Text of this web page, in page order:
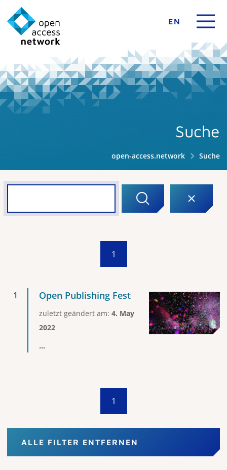
EN
Suche
open-access.network Suche
1
Open Publishing Fest
zuletzt geändert am: 4. May
2022
...
1
ALLE FILTER ENTFERNEN